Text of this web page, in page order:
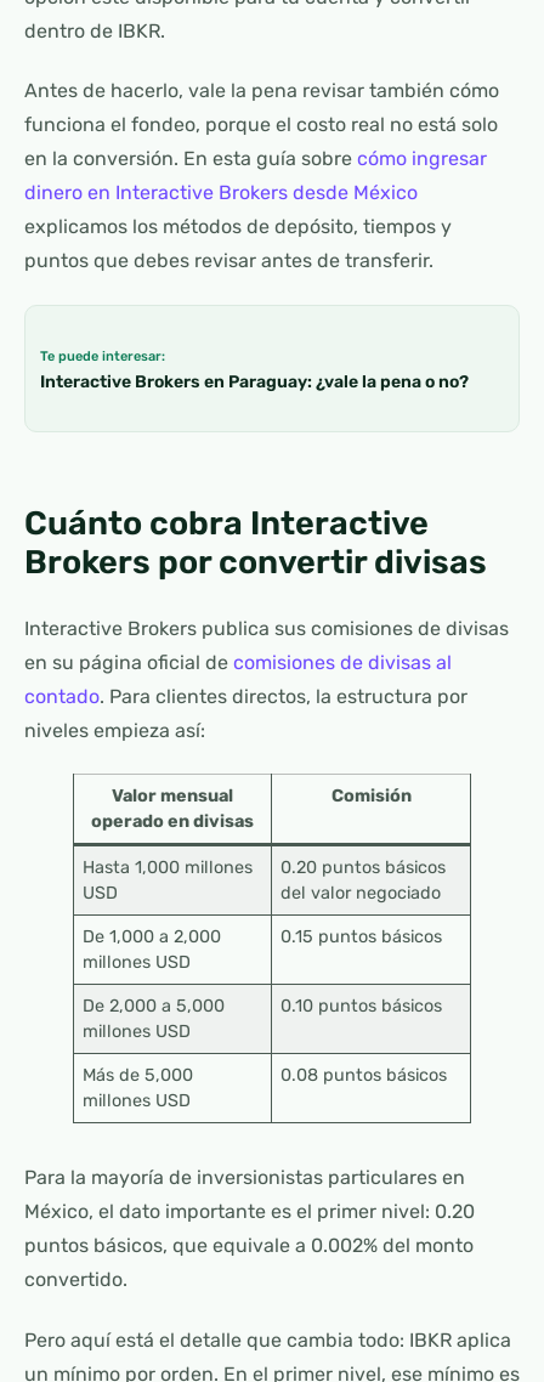
dentro de IBKR.
Antes de hacerlo, vale la pena revisar también cómo
funciona el fondeo, porque el costo real no está solo
en la conversión. En esta guía sobre cómo ingresar
dinero en Interactive Brokers desde México
explicamos los métodos de depósito, tiempos y
puntos que debes revisar antes de transferir.
Te puede interesar:
Interactive Brokers en Paraguay: ¿vale la pena o no?
Cuánto cobra Interactive
Brokers por convertir divisas
Interactive Brokers publica sus comisiones de divisas
en su página oficial de comisiones de divisas al
contado. Para clientes directos, la estructura por
niveles empieza así:
Valor mensual
operado en divisas
Comisión
Hasta 1,000 millones
USD
0.20 puntos básicos
del valor negociado
De 1,000 a 2,000
millones USD
0.15 puntos básicos
De 2,000 a 5,000
millones USD
0.10 puntos básicos
Más de 5,000
millones USD
0.08 puntos básicos
Para la mayoría de inversionistas particulares en
México, el dato importante es el primer nivel: 0.20
puntos básicos, que equivale a 0.002% del monto
convertido.
Pero aquí está el detalle que cambia todo: IBKR aplica
un mínimo por orden. En el primer nivel, ese mínimo es